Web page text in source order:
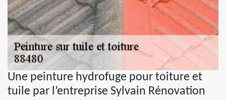
Une peinture hydrofuge pour toiture et
tuile par l’entreprise Sylvain Rénovation